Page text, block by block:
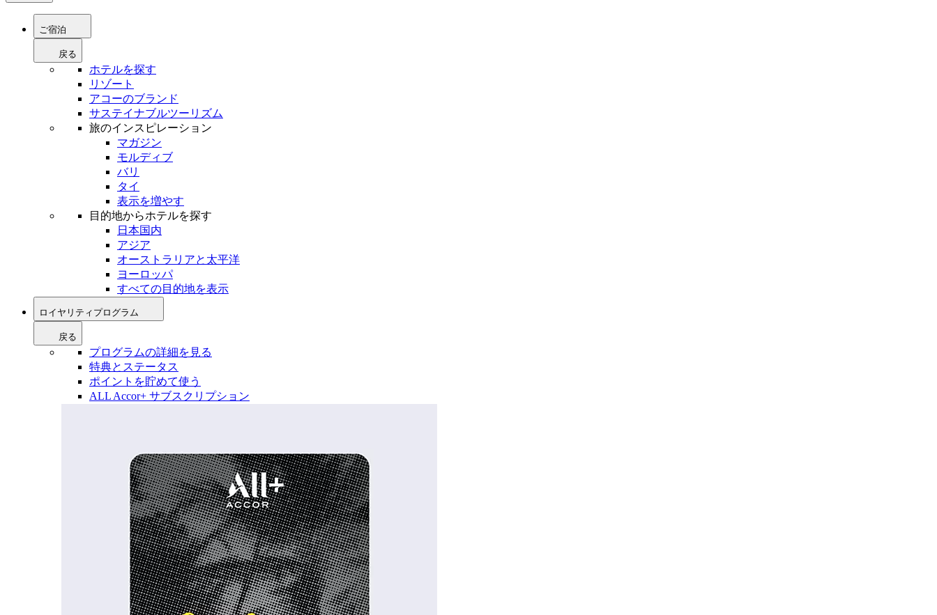
ご宿泊
戻る
ホテルを探す
リゾート
アコーのブランド
サステイナブルツーリズム
旅のインスピレーション
マガジン
モルディブ
バリ
タイ
表示を増やす
目的地からホテルを探す
日本国内
アジア
オーストラリアと太平洋
ヨーロッパ
すべての目的地を表示
ロイヤリティプログラム
戻る
プログラムの詳細を見る
特典とステータス
ポイントを貯めて使う
ALL Accor+ サブスクリプション